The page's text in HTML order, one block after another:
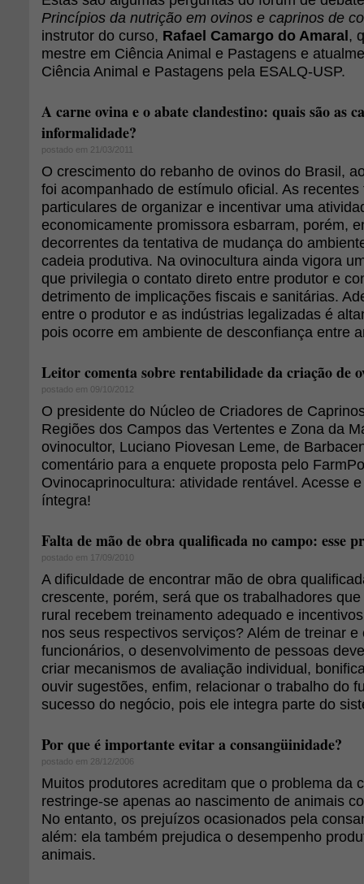
Princípios da nutrição em ovinos e caprinos de
instrutor do curso, Rafael Camargo do Amaral,
mestre em Ciência Animal e Pastagens e
Ciência Animal e Pastagens pela ESALQ-USP.
A carne ovina e o abate clandestino: quais são as
informalidade?
postado em 21/03/2011
O crescimento do rebanho de ovinos do Brasil,
foi acompanhado de estímulo oficial. As recentes
particulares de organizar e incentivar uma
economicamente promissora esbarram, porém,
decorrentes da tentativa de mudança do
cadeia produtiva. Na ovinocultura ainda vigora
que privilegia o contato direto entre produtor e
detrimento de implicações fiscais e sanitárias.
entre o produtor e as indústrias legalizadas é
pois ocorre em ambiente de desconfiança entre
Leitor comenta sobre rentabilidade da criação de
postado em 09/10/2012
O presidente do Núcleo de Criadores de
Regiões dos Campos das Vertentes e Zona da
ovinocultor, Luciano Piovesan Leme, de
comentário para a enquete proposta pelo
Ovinocaprinocultura: atividade rentável. Acesse
íntegra!
Falta de mão de obra qualificada no campo: esse
postado em 17/09/2010
A dificuldade de encontrar mão de obra
crescente, porém, será que os trabalhadores
rural recebem treinamento adequado e
nos seus respectivos serviços? Além de treinar e
funcionários, o desenvolvimento de pessoas
criar mecanismos de avaliação individual,
ouvir sugestões, enfim, relacionar o trabalho do
sucesso do negócio, pois ele integra parte do
Por que é importante evitar a consangüinidade?
postado em 28/12/2006
Muitos produtores acreditam que o problema da
restringe-se apenas ao nascimento de animais
No entanto, os prejuízos ocasionados pela
além: ela também prejudica o desempenho
animais.